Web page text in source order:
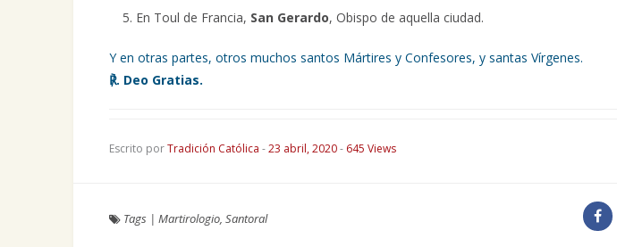
En Toul de Francia, San Gerardo, Obispo de aquella ciudad.
Y en otras partes, otros muchos santos Mártires y Confesores, y santas Vírgenes.
℟. Deo Gratias.
Escrito porTradición Católica -23 abril, 2020- 645 Views
Tags | Martirologio, Santoral